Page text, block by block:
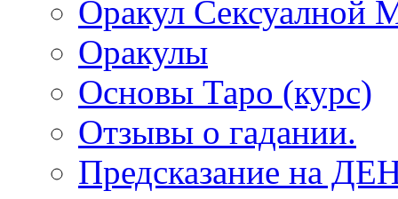
Оракул Сексуалной
Оракулы
Основы Таро (курс)
Отзывы о гадании.
Предсказание на